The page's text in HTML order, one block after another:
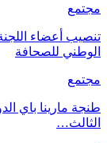
مجتمع
تنصيب أعضاء
الوطني للصحافة
مجتمع
طنجة مارينا باي
الثالث…